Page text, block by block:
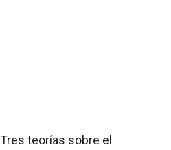
Tres teorías sobre el